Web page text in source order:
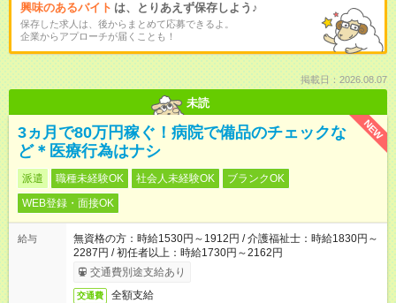
興味のあるバイト は、とりあえず保存しよう♪
保存した求人は、後からまとめて応募できるよ。
企業からアプローチが届くことも！
掲載日：2026.08.07
未読
NEW
3ヵ月で80万円稼ぐ！病院で備品のチェックな
ど＊医療行為はナシ
派遣 職種未経験OK 社会人未経験OK
ブランクOK
WEB登録・面接OK
給与
無資格の方：時給1530円～1912円 / 介護福祉士：時給1830円～
2287円 / 初任者以上：時給1730円～2162円
交通費別途支給あり
交通費 全額支給